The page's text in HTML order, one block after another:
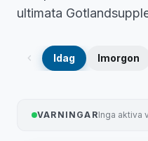
ultimata
chevron_left Idag Imorgon
VARNINGARInga aktiva